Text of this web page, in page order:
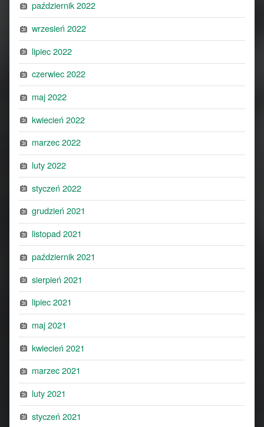
październik 2022
wrzesień 2022
lipiec 2022
czerwiec 2022
maj 2022
kwiecień 2022
marzec 2022
luty 2022
styczeń 2022
grudzień 2021
listopad 2021
październik 2021
sierpień 2021
lipiec 2021
maj 2021
kwiecień 2021
marzec 2021
luty 2021
styczeń 2021